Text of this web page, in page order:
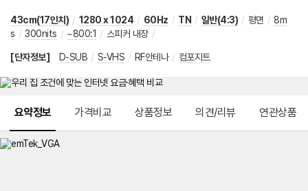
43cm(17인치) / 1280 x 1024 / 60Hz / TN / 일반(4:3) / 평면 / 8m
s / 300nits / ~800:1 / 스피커 내장 /
[단자정보] D-SUB / S-VHS / RF안테나 / 컴포지트
요약정보 가격비교 상품정보 의견/리뷰 연관상품